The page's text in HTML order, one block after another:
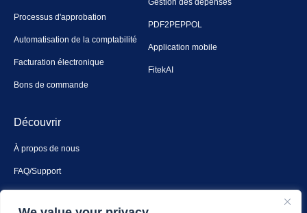
Processus d'approbation
Automatisation de la comptabilité
Facturation électronique
Bons de commande
PDF2PEPPOL
Application mobile
FitekAI
Découvrir
À propos de nous
FAQ/Support